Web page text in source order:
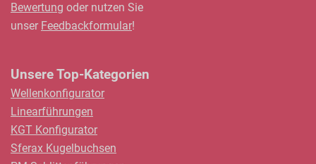
Bewertung oder nutzen Sie
unser Feedbackformular!
Unsere Top-Kategorien
Wellenkonfigurator
Linearführungen
KGT Konfigurator
Sferax Kugelbuchsen